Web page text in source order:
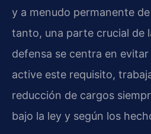
y a menudo permanente
tanto, una parte crucial de
defensa se centra en
active este requisito,
reducción de cargos
bajo la ley y según los